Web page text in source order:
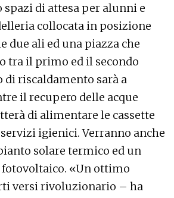
spazi di attesa per alunni e
collocata in posizione
due ali ed una piazza che
tra il primo ed il secondo
di riscaldamento sarà a
il recupero delle acque
di alimentare le cassette
igienici. Verranno anche
solare termico ed un
«Un ottimo
versi rivoluzionario – ha